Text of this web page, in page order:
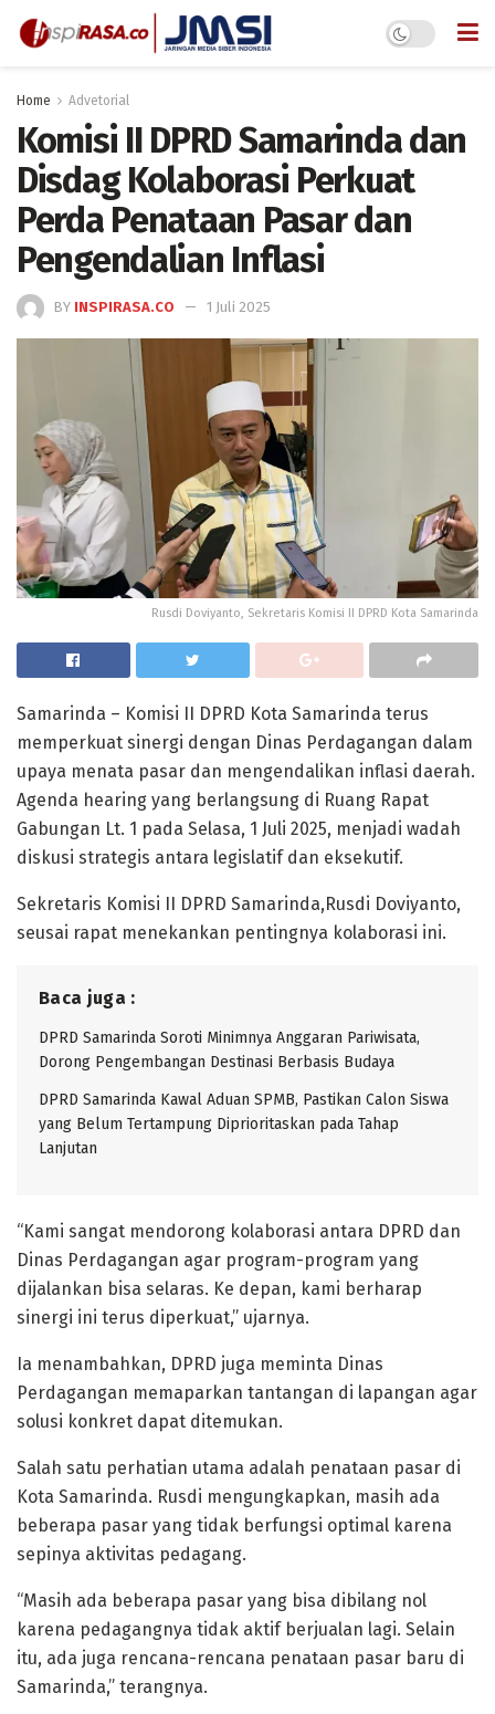
Home Advetorial
Komisi II DPRD Samarinda dan
Disdag Kolaborasi Perkuat
Perda Penataan Pasar dan
Pengendalian Inflasi
BY INSPIRASA.CO 1 Juli 2025
Rusdi Doviyanto, Sekretaris Komisi II DPRD Kota Samarinda
Samarinda – Komisi II DPRD Kota Samarinda terus
memperkuat sinergi dengan Dinas Perdagangan dalam
upaya menata pasar dan mengendalikan inflasi daerah.
Agenda hearing yang berlangsung di Ruang Rapat
Gabungan Lt. 1 pada Selasa, 1 Juli 2025, menjadi wadah
diskusi strategis antara legislatif dan eksekutif.
Sekretaris Komisi II DPRD Samarinda,Rusdi Doviyanto,
seusai rapat menekankan pentingnya kolaborasi ini.
Baca juga :
DPRD Samarinda Soroti Minimnya Anggaran Pariwisata,
Dorong Pengembangan Destinasi Berbasis Budaya
DPRD Samarinda Kawal Aduan SPMB, Pastikan Calon Siswa
yang Belum Tertampung Diprioritaskan pada Tahap
Lanjutan
“Kami sangat mendorong kolaborasi antara DPRD dan
Dinas Perdagangan agar program-program yang
dijalankan bisa selaras. Ke depan, kami berharap
sinergi ini terus diperkuat,” ujarnya.
Ia menambahkan, DPRD juga meminta Dinas
Perdagangan memaparkan tantangan di lapangan agar
solusi konkret dapat ditemukan.
Salah satu perhatian utama adalah penataan pasar di
Kota Samarinda. Rusdi mengungkapkan, masih ada
beberapa pasar yang tidak berfungsi optimal karena
sepinya aktivitas pedagang.
“Masih ada beberapa pasar yang bisa dibilang nol
karena pedagangnya tidak aktif berjualan lagi. Selain
itu, ada juga rencana-rencana penataan pasar baru di
Samarinda,” terangnya.